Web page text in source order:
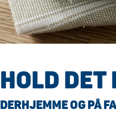
HOLD DET
DERHJEMME OG PÅ